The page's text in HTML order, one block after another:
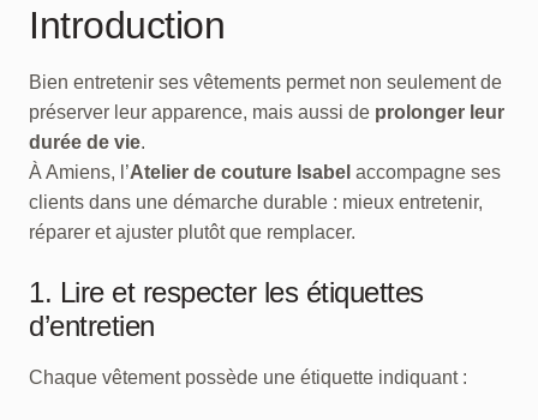
Introduction
Bien entretenir ses vêtements permet non seulement de
préserver leur apparence, mais aussi de prolonger leur
durée de vie.
À Amiens, l’Atelier de couture Isabel accompagne ses
clients dans une démarche durable : mieux entretenir,
réparer et ajuster plutôt que remplacer.
1. Lire et respecter les étiquettes
d’entretien
Chaque vêtement possède une étiquette indiquant :